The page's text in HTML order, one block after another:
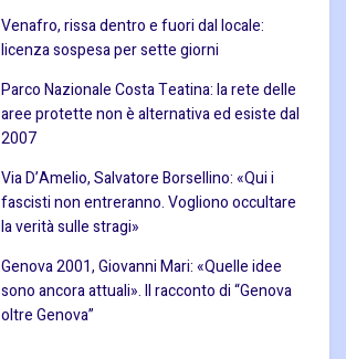
Venafro, rissa dentro e fuori dal locale:
licenza sospesa per sette giorni
Parco Nazionale Costa Teatina: la rete delle
aree protette non è alternativa ed esiste dal
2007
Via D’Amelio, Salvatore Borsellino: «Qui i
fascisti non entreranno. Vogliono occultare
la verità sulle stragi»
Genova 2001, Giovanni Mari: «Quelle idee
sono ancora attuali». Il racconto di “Genova
oltre Genova”